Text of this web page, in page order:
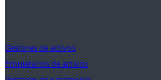
Gestores de activos
Propietarios de activos